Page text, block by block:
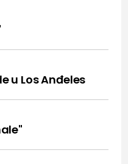
u Los Anđeles